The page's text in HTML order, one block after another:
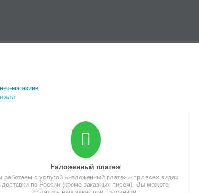
магазине
Наложенный платеж
работаем с услугой «наложенный платеж» при всех видах
доставки по России (кроме заказных писем). Вы можете